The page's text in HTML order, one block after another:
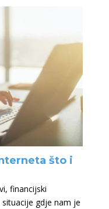
što i
financijski
gdje nam je